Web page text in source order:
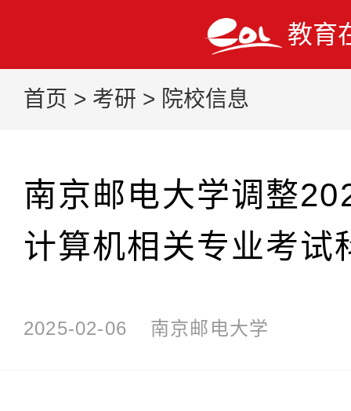
教育
首页 > 考研 > 院校信息
南京邮电大学调整
计算机相关专业考试
2025-02-06 南京邮电大学